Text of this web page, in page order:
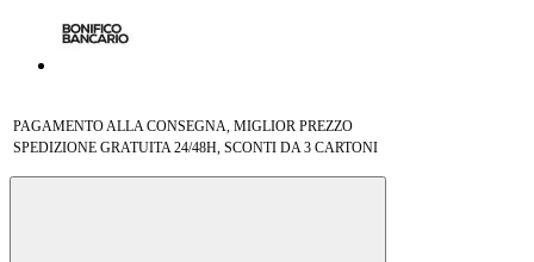
PAGAMENTO ALLA CONSEGNA, MIGLIOR PREZZO
SPEDIZIONE GRATUITA 24/48H, SCONTI DA 3 CARTONI